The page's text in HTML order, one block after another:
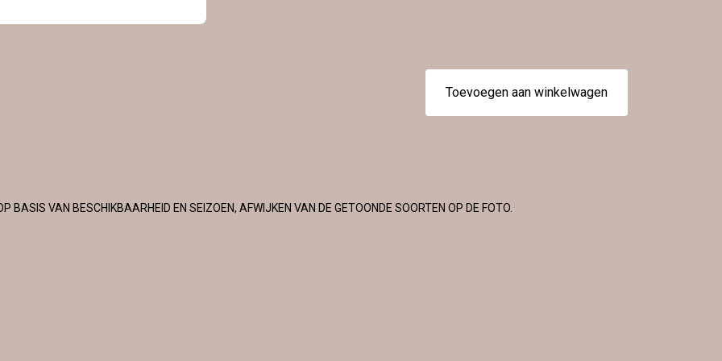
Toevoegen aan winkelwagen
BASIS VAN BESCHIKBAARHEID EN SEIZOEN, AFWIJKEN VAN DE GETOONDE SOORTEN OP DE FOTO.